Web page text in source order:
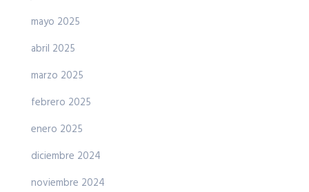
mayo 2025
abril 2025
marzo 2025
febrero 2025
enero 2025
diciembre 2024
noviembre 2024